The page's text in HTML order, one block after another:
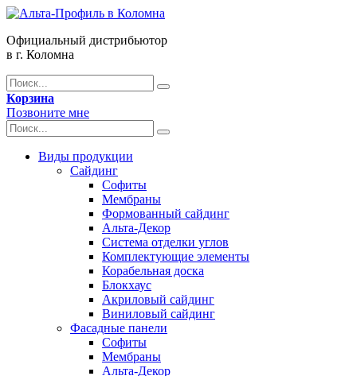
Официальный дистрибьютор
в г. Коломна
Корзина
Позвоните мне
Виды продукции
Сайдинг
Софиты
Мембраны
Формованный сайдинг
Альта-Декор
Система отделки углов
Комплектующие элементы
Корабельная доска
Блокхаус
Акриловый сайдинг
Виниловый сайдинг
Фасадные панели
Софиты
Мембраны
Альта-Декор